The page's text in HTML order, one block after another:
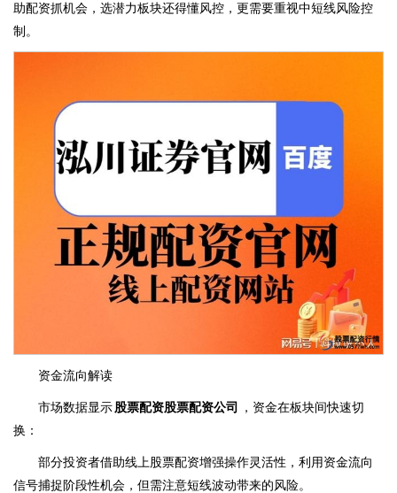
助配资抓机会，选潜力板块还得懂风控，更需要重视中短线风险控
制。
资金流向解读
市场数据显示股票配资股票配资公司
，资金在板块间快速切
换：
部分投资者借助线上股票配资增强操作灵活性，利用资金流向
信号捕捉阶段性机会，但需注意短线波动带来的风险。